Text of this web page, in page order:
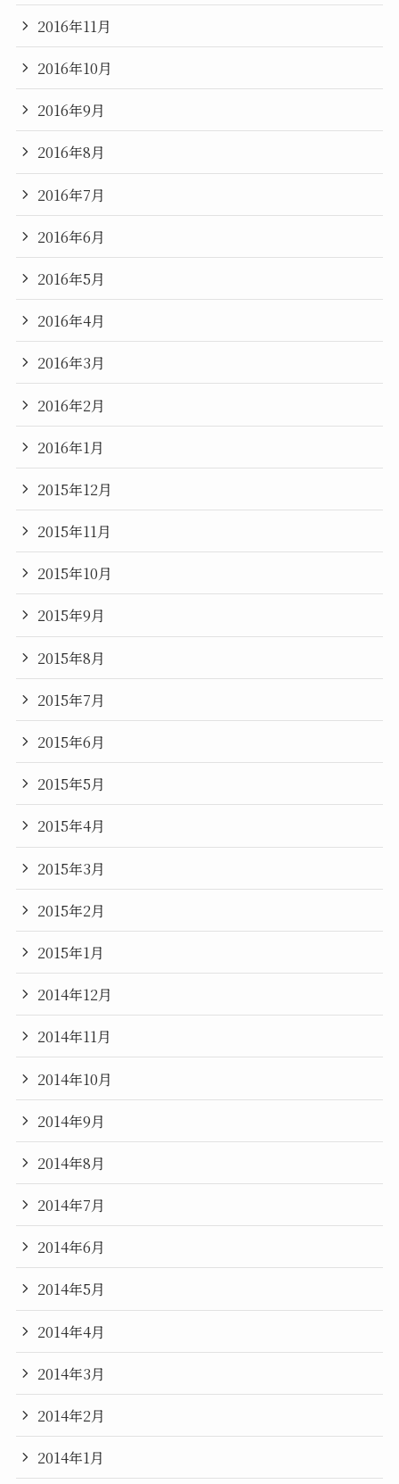
2016年11月
2016年10月
2016年9月
2016年8月
2016年7月
2016年6月
2016年5月
2016年4月
2016年3月
2016年2月
2016年1月
2015年12月
2015年11月
2015年10月
2015年9月
2015年8月
2015年7月
2015年6月
2015年5月
2015年4月
2015年3月
2015年2月
2015年1月
2014年12月
2014年11月
2014年10月
2014年9月
2014年8月
2014年7月
2014年6月
2014年5月
2014年4月
2014年3月
2014年2月
2014年1月